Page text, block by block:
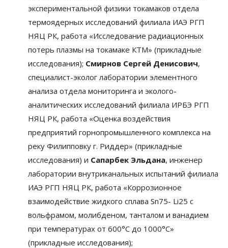
экспериментальной физики токамаков отдела
термоядерных исследований филиала ИАЭ РГП
НЯЦ РК, работа «Исследование радиационных
потерь плазмы на токамаке КТМ» (прикладные
исследования); Смирнов Сергей Денисович,
специалист-эколог лаборатории элементного
анализа отдела мониторинга и эколого-
аналитических исследований филиала ИРБЭ РГП
НЯЦ РК, работа «Оценка воздействия
предприятий горнопромышленного комплекса на
реку Филипповку г. Риддер» (прикладные
исследования) и Сапарбек Эльдана, инженер
лаборатории внутриканальных испытаний филиала
ИАЭ РГП НЯЦ РК, работа «Коррозионное
взаимодействие жидкого сплава Sn75- Li25 с
вольфрамом, молибденом, танталом и ванадием
при температурах от 600°С до 1000°С»
(прикладные исследования);